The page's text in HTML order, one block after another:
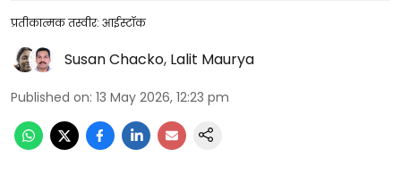
प्रतीकात्मक तस्वीर: आईस्टॉक
Susan Chacko, Lalit Maurya
Published on: 13 May 2026, 12:23 pm